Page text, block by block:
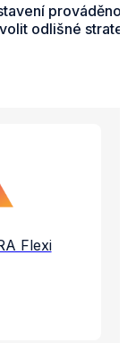
odlišné
Flexi